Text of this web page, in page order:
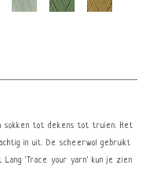
sokken tot dekens tot truien. Het
in uit. De scheerwol gebruikt
Lang 'Trace your yarn' kun je zien